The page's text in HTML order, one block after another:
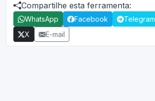
Compartilhe esta ferramenta:
WhatsApp Facebook Telegram
X
E-mail